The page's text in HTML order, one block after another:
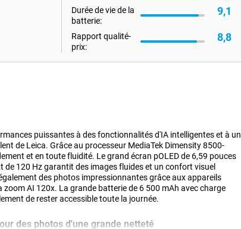
Durée de vie de la
batterie:
9,1
Rapport qualité-
prix:
8,8
puissantes à des fonctionnalités d'IA intelligentes et à un
de Leica. Grâce au processeur MediaTek Dimensity 8500-
et en toute fluidité. Le grand écran pOLED de 6,59 pouces
de 120 Hz garantit des images fluides et un confort visuel
des photos impressionnantes grâce aux appareils
zoom AI 120x. La grande batterie de 6 500 mAh avec charge
de rester accessible toute la journée.
des photos d'une grande netteté